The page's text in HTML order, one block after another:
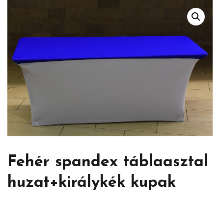
Fehér spandex táblaasztal
huzat+királykék kupak